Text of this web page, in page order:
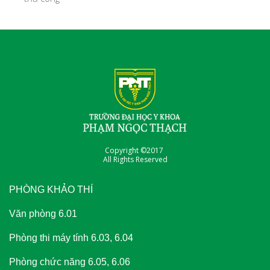
Copyright ©2017
All Rights Reserved
PHÒNG KHẢO THÍ
Văn phòng 6.01
Phòng thi máy tính 6.03, 6.04
Phòng chức năng 6.05, 6.06